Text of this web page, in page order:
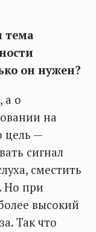
тема
он нужен?
а о
на
цель —
сигнал
сместить
Но при
высокий
Так что